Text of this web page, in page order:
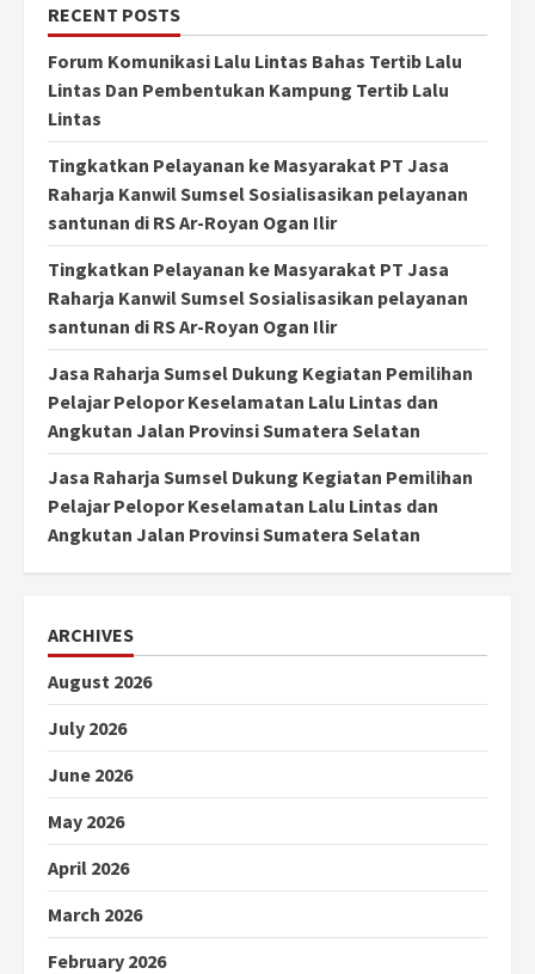
RECENT POSTS
Forum Komunikasi Lalu Lintas Bahas Tertib Lalu
Lintas Dan Pembentukan Kampung Tertib Lalu
Lintas
Tingkatkan Pelayanan ke Masyarakat PT Jasa
Raharja Kanwil Sumsel Sosialisasikan pelayanan
santunan di RS Ar-Royan Ogan Ilir
Tingkatkan Pelayanan ke Masyarakat PT Jasa
Raharja Kanwil Sumsel Sosialisasikan pelayanan
santunan di RS Ar-Royan Ogan Ilir
Jasa Raharja Sumsel Dukung Kegiatan Pemilihan
Pelajar Pelopor Keselamatan Lalu Lintas dan
Angkutan Jalan Provinsi Sumatera Selatan
Jasa Raharja Sumsel Dukung Kegiatan Pemilihan
Pelajar Pelopor Keselamatan Lalu Lintas dan
Angkutan Jalan Provinsi Sumatera Selatan
ARCHIVES
August 2026
July 2026
June 2026
May 2026
April 2026
March 2026
February 2026